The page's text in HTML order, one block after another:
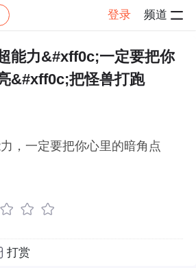
登录 频道
感慨 帖子详情
能力&#xff0c;一定要把你
&#xff0c;把怪兽打跑
，一定要把你心里的暗角点
打赏